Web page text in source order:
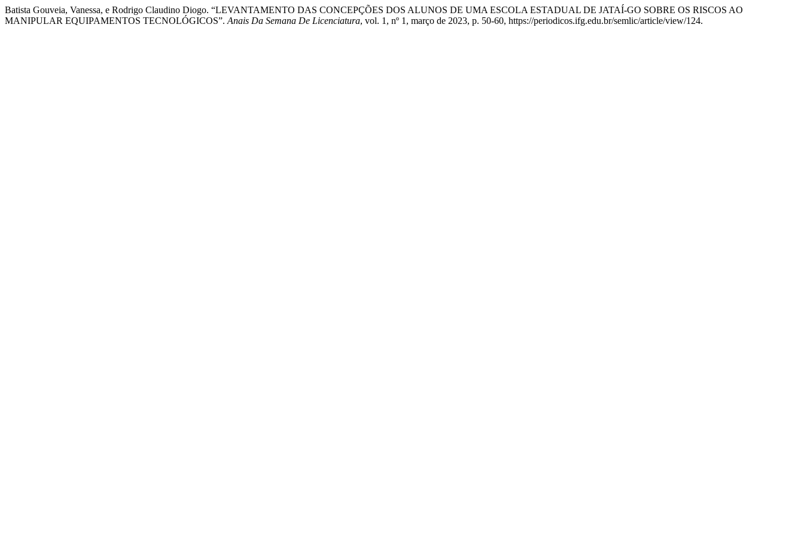
Batista Gouveia, Vanessa, e Rodrigo Claudino Diogo. “LEVANTAMENTO DAS CONCEPÇÕES DOS ALUNOS DE UMA ESCOLA ESTADUAL DE JATAÍ-GO SOBRE OS RISCOS AO
MANIPULAR EQUIPAMENTOS TECNOLÓGICOS”. Anais Da Semana De Licenciatura, vol. 1, nº 1, março de 2023, p. 50-60, https://periodicos.ifg.edu.br/semlic/article/view/124.